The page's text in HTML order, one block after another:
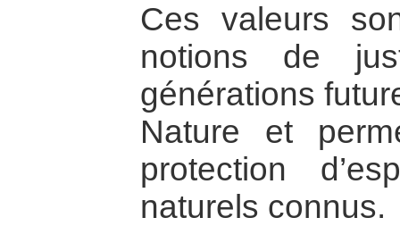
Ces valeurs
notions de
générations
Nature et
protection
naturels connus.